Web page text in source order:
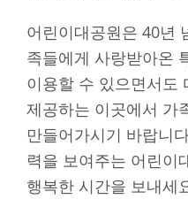
어린이대공원은 40년
족들에게 사랑받아온
이용할 수 있으면서도
제공하는 이곳에서 가
만들어가시기 바랍니
력을 보여주는 어린이
행복한 시간을 보내세